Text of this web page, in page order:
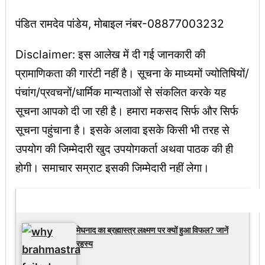
पंडित रामदेव पांडेय, मोबाइल नंबर-08877003232
Disclaimer: इस आलेख में दी गई जानकारी की
प्रामाणिकता की गारंटी नहीं है। सूचना के माध्यमों ज्योतिषियों/
पंचांग/प्रवचनों/धार्मिक मान्यताओं से संकलित करके यह
सूचना आपको दी जा रही है। हमारा मकसद सिर्फ और सिर्फ
सूचना पहुंचाना है। इसके अलावा इसके किसी भी तरह से
उपयोग की जिम्मेदारी खुद उपयोगकर्ता अथवा पाठक की ही
होगी। समाचार सम्राट इसकी जिम्मेदारी नहीं लेगा।
मेघनाद का ब्रह्मास्त्र लक्ष्मण पर क्यों हुआ विफल? जानें
रहस्य